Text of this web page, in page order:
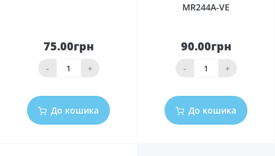
75.00грн
- +
До кошика
MR244A-VE
90.00грн
- +
До кошика